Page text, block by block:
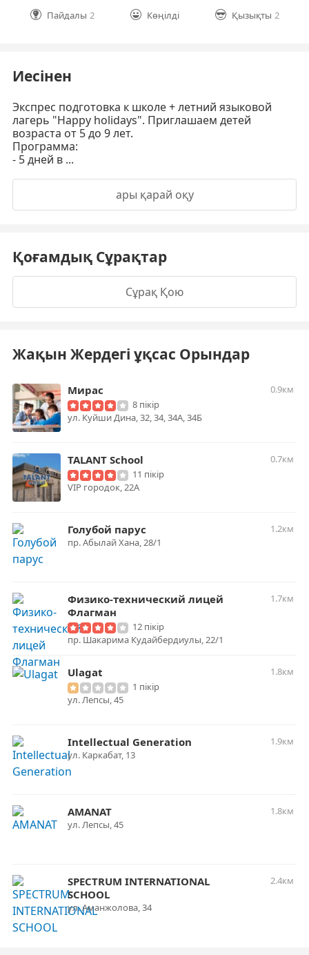
Пайдалы 2 Көңілді Қызықты 2
Иесінен
Экспрес подготовка к школе + летний языковой
лагерь "Happy holidays". Приглашаем детей
возраста от 5 до 9 лет.
Программа:
- 5 дней в ...
ары қарай оқу
Қоғамдық Сұрақтар
Сұрақ Қою
Жақын Жердегі ұқсас Орындар
Мирас
0.9км
8 пікір
ул. Куйши Дина, 32, 34, 34А, 34Б
TALANT School
0.7км
11 пікір
​VIP городок, 22А
Голубой парус
1.2км
​пр. Абылай Хана, 28/1
Физико-технический лицей
Флагман
1.7км
12 пікір
пр. Шакарима Кудайбердиулы, 22/1
Ulagat
1.8км
1 пікір
ул. Лепсы, 45
Intellectual Generation
1.9км
ул. Каркабат, 13
АMANAT
1.8км
ул. Лепсы, 45
SPECTRUM INTERNATIONAL
SCHOOL
2.4км
ул. Аманжолова, 34